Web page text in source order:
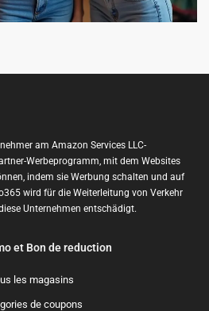
am Amazon Services LLC-
Werbeprogramm, mit dem Websites
indem sie Werbung schalten und auf
wird für die Weiterleitung von Verkehr
Unternehmen entschädigt.
et Bon de reduction
les magasins
de coupons